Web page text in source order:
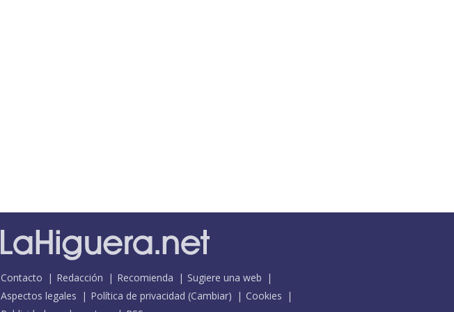
Contacto Redacción Recomienda
Sugiere una web
Aspectos legales
Política de privacidad (Cambiar)
Cookies